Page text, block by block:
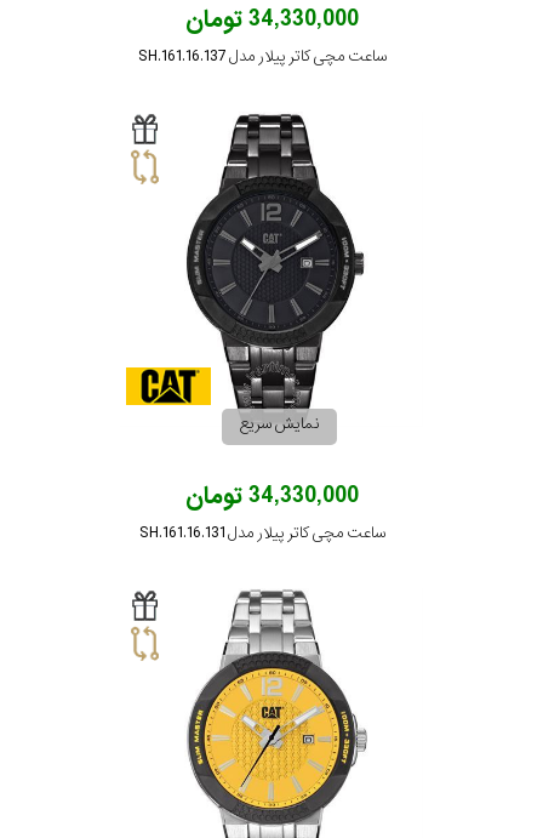
34,330,000 تومان
ساعت مچی کاتر پیلار مدل SH.161.16.137
نمایش سریع
34,330,000 تومان
ساعت مچی کاتر پیلار مدل SH.161.16.131